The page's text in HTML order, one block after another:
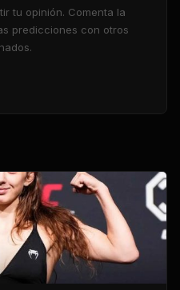
tu opinión. Comenta la
predicciones con otros